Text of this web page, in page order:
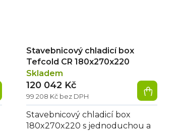
Stavebnicový chladicí box
Tefcold CR 180x270x220
Skladem
99 208 Kč bez DPH
120 042 Kč
Stavebnicový chladicí box
180x270x220 s jednoduchou a